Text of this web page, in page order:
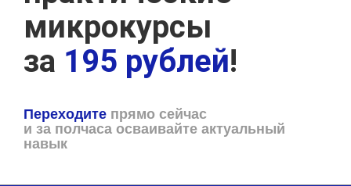
микрокурсы
за 195 рублей!
Переходите прямо сейчас
и за полчаса осваивайте актуальный
навык